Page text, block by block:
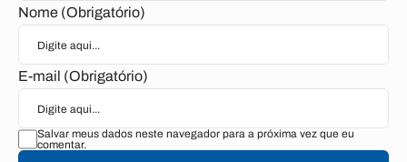
Nome (Obrigatório)
E-mail (Obrigatório)
Salvar meus dados neste navegador para a próxima vez que eu
comentar.